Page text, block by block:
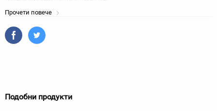
Прочети повече
Подобни продукти